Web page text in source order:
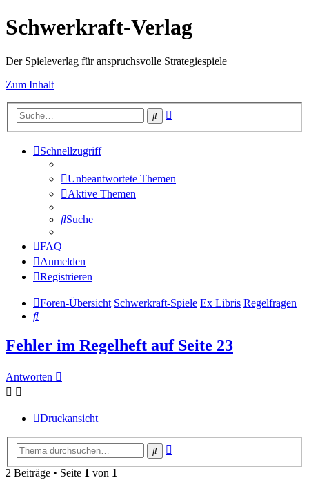
Schwerkraft-Verlag
Der Spieleverlag für anspruchsvolle Strategiespiele
Zum Inhalt
Suche
Schnellzugriff
Unbeantwortete Themen
Aktive Themen
Suche
FAQ
Anmelden
Registrieren
Foren-Übersicht Schwerkraft-Spiele Ex Libris Regelfragen
Suche
Fehler im Regelheft auf Seite 23
Antworten
Druckansicht
Suche
2 Beiträge • Seite 1 von 1